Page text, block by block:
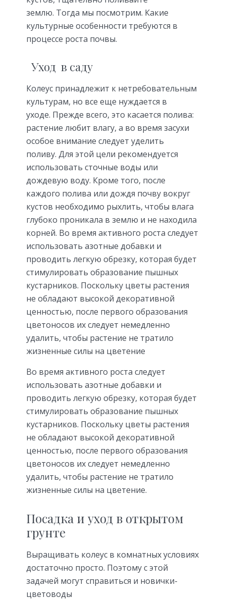
землю. Тогда мы посмотрим. Какие
культурные особенности требуются в
процессе роста почвы.
Уход в саду
Колеус принадлежит к нетребовательным
культурам, но все еще нуждается в
уходе. Прежде всего, это касается полива:
растение любит влагу, а во время засухи
особое внимание следует уделить
поливу. Для этой цели рекомендуется
использовать сточные воды или
дождевую воду. Кроме того, после
каждого полива или дождя почву вокруг
кустов необходимо рыхлить, чтобы влага
глубоко проникала в землю и не находила
корней. Во время активного роста следует
использовать азотные добавки и
проводить легкую обрезку, которая будет
стимулировать образование пышных
кустарников. Поскольку цветы растения
не обладают высокой декоративной
ценностью, после первого образования
цветоносов их следует немедленно
удалить, чтобы растение не тратило
жизненные силы на цветение
Во время активного роста следует
использовать азотные добавки и
проводить легкую обрезку, которая будет
стимулировать образование пышных
кустарников. Поскольку цветы растения
не обладают высокой декоративной
ценностью, после первого образования
цветоносов их следует немедленно
удалить, чтобы растение не тратило
жизненные силы на цветение.
Посадка и уход в открытом
грунте
Выращивать колеус в комнатных условиях
достаточно просто. Поэтому с этой
задачей могут справиться и новички-
цветоводы